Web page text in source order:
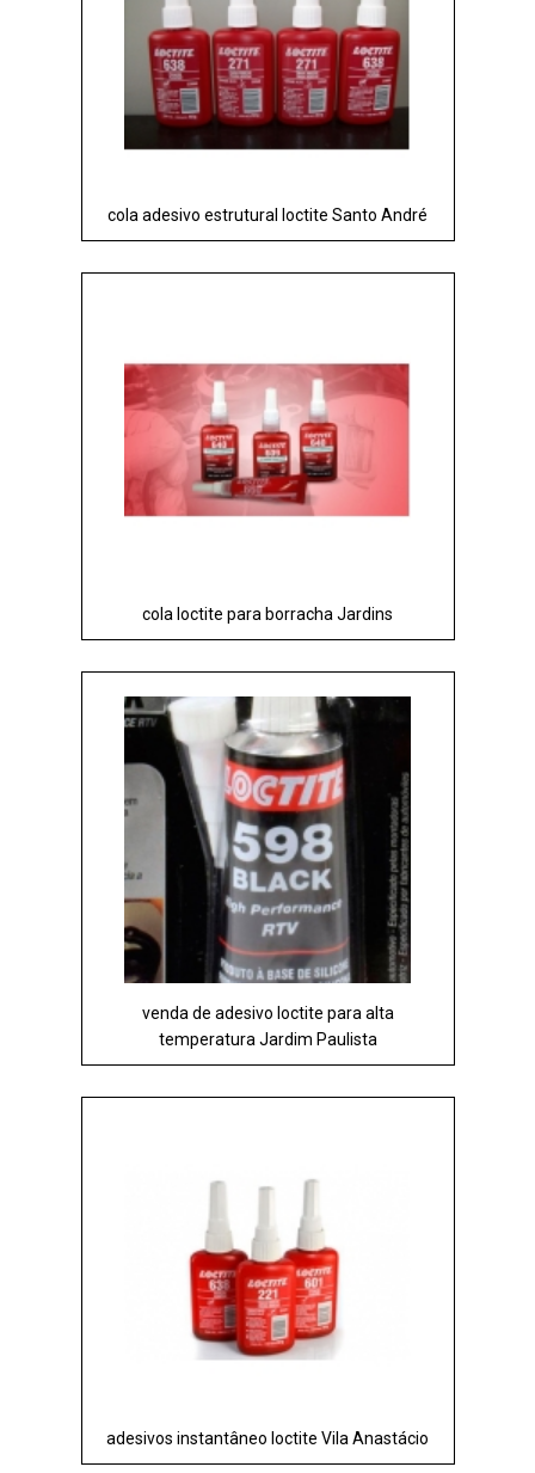
cola adesivo estrutural loctite Santo André
cola loctite para borracha Jardins
venda de adesivo loctite para alta
temperatura Jardim Paulista
adesivos instantâneo loctite Vila Anastácio